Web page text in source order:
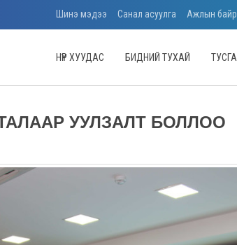
Шинэ мэдээ Санал асуулга Ажлын байр
НҮҮР ХУУДАС БИДНИЙ ТУХАЙ
УУЛЗАЛТ БОЛЛОО